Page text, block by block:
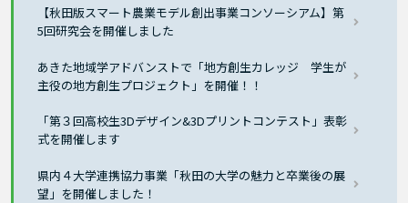
【秋田版スマート農業モデル創出事業コンソーシアム】第
5回研究会を開催しました
あきた地域学アドバンストで「地方創生カレッジ 学生が
主役の地方創生プロジェクト」を開催！！
「第３回高校生3Dデザイン&3Dプリントコンテスト」表彰
式を開催します
県内４大学連携協力事業「秋田の大学の魅力と卒業後の展
望」を開催しました！